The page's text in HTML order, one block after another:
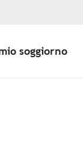
soggiorno